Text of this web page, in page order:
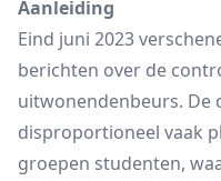
Aanleiding
Eind juni 2023
berichten over de
uitwonendenbeurs. De
disproportioneel vaak
groepen studenten,